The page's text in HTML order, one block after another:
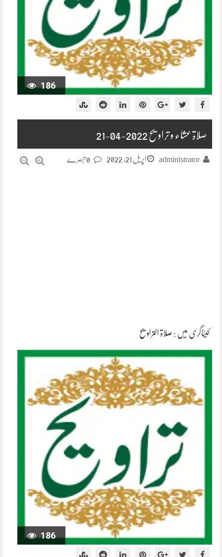
186
صلاۃ عشاء و تراویح 2022-04-21
administrator اپریل 21, 2022
کیٹاگری میں : صلاۃ التراویح
186